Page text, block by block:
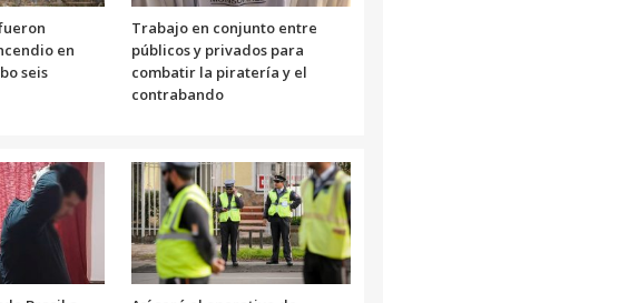
en
seis
Trabajo en conjunto entre
públicos y privados para
combatir la piratería y el
contrabando